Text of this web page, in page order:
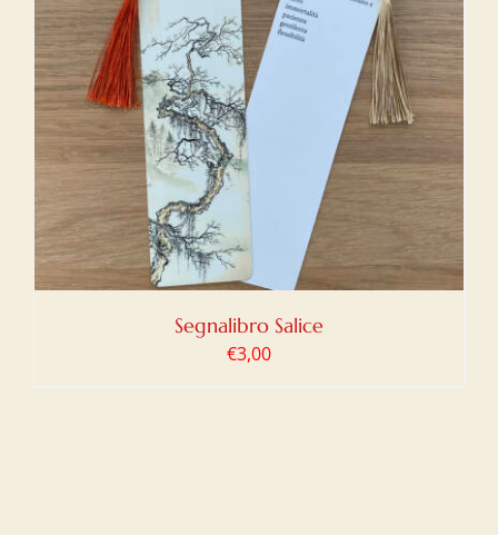
Segnalibro Salice
€3,00